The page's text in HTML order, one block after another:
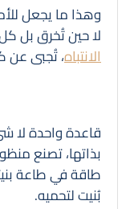
وهذا ما يجعل
لا حين تُخرق بل
الانتباه، تُجبى عن
قاعدة واحدة لا
بذاتها، تصنع
طاقة في طاعة
بُنيت لتحميه.